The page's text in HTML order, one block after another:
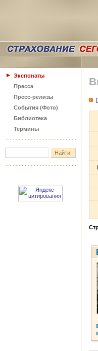
Экспонаты
Пресса
Пресс-релизы
События (Фото)
Библиотека
Термины